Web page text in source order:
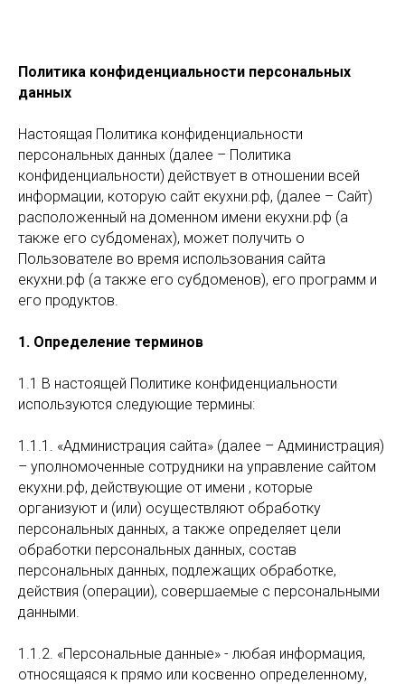
Политика конфиденциальности персональных
данных
Настоящая Политика конфиденциальности
персональных данных (далее – Политика
конфиденциальности) действует в отношении всей
информации, которую сайт екухни.рф, (далее – Сайт)
расположенный на доменном имени екухни.рф (а
также его субдоменах), может получить о
Пользователе во время использования сайта
екухни.рф (а также его субдоменов), его программ и
его продуктов.
1. Определение терминов
1.1 В настоящей Политике конфиденциальности
используются следующие термины:
1.1.1. «Администрация сайта» (далее – Администрация)
– уполномоченные сотрудники на управление сайтом
екухни.рф, действующие от имени , которые
организуют и (или) осуществляют обработку
персональных данных, а также определяет цели
обработки персональных данных, состав
персональных данных, подлежащих обработке,
действия (операции), совершаемые с персональными
данными.
1.1.2. «Персональные данные» - любая информация,
относящаяся к прямо или косвенно определенному,